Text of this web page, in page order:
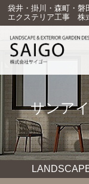
袋井・掛川・森町・磐
エクステリア工事 株
サンア